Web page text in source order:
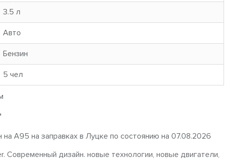
3.5 л
Авто
Бензин
5 чел
на A95 на заправках в Луцке по состоянию на 07.08.2026
Современный дизайн. новые технологии, новые двигатели,